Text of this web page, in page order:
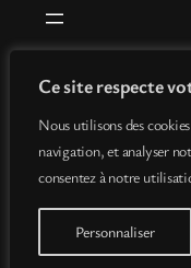
Ce site respecte
Nous utilisons des
navigation, et analyser
consentez à notre
Personnaliser
Boutique
Info
Contact